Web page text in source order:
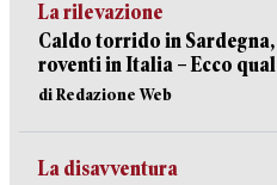
La rilevazione
Caldo torrido in
roventi in Italia – Ecco
di Redazione Web
La disavventura